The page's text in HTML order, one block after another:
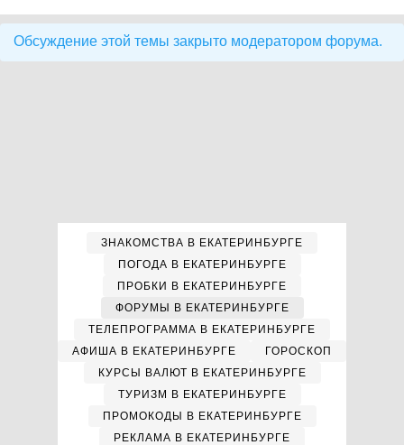
Обсуждение этой темы закрыто модератором форума.
ЗНАКОМСТВА В ЕКАТЕРИНБУРГЕ
ПОГОДА В ЕКАТЕРИНБУРГЕ
ПРОБКИ В ЕКАТЕРИНБУРГЕ
ФОРУМЫ В ЕКАТЕРИНБУРГЕ
ТЕЛЕПРОГРАММА В ЕКАТЕРИНБУРГЕ
АФИША В ЕКАТЕРИНБУРГЕ
ГОРОСКОП
КУРСЫ ВАЛЮТ В ЕКАТЕРИНБУРГЕ
ТУРИЗМ В ЕКАТЕРИНБУРГЕ
ПРОМОКОДЫ В ЕКАТЕРИНБУРГЕ
РЕКЛАМА В ЕКАТЕРИНБУРГЕ